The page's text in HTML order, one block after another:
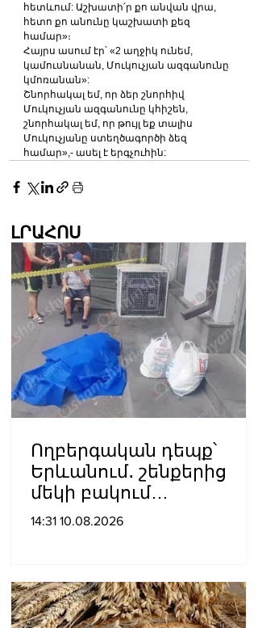
հետևում: Աշխատի՛ր քո անվան վրա,
հետո քո անունը կաշխատի քեզ
համար»։
Հայրս ասում էր՝ «2 աղջիկ ունեմ,
կամուսնանան, Մուկուչյան ազգանունը
կմոռանան»:
Շնորհակալ եմ, որ ձեր շնորհիվ
Մուկուչյան ազգանունը կհիշեն,
շնորհակալ եմ, որ թույլ եք տալիս
Մուկուչյանը ստեղծագործի ձեզ
համար»,- ասել է երգչուհին:
ԼՐԱՀՈՍ
Ողբերգական դեպք՝
Երևանում․ շենքերից
մեկի բակում
հայտնաբերվել է կնոջ
14:31 10.08.2026